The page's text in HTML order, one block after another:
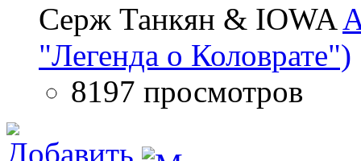
Серж Танкян & IOWA
"Легенда о Коловрате")
8197 просмотров